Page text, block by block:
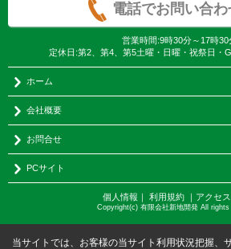
電話でお問い合
営業時間:9時30分～17時30
定休日:第2、第4、第5土曜・日曜・祝祭日・
ホーム
会社概要
お問合せ
PCサイト
個人情報 ｜ 利用規約｜ アクセ
Copyright(c) 有限会社新地開発 All rights
当サイトでは、お客様の当サイト利用状況把握、